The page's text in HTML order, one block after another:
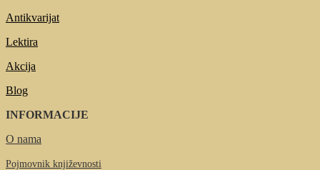
Antikvarijat
Lektira
Akcija
Blog
INFORMACIJE
O nama
Pojmovnik književnosti